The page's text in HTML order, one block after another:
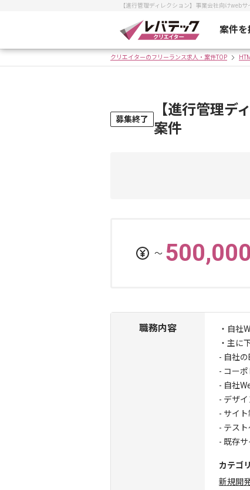
【進行管理ディレクション】事業会社向けweb
案件を
クリエイターのフリーランス求人・案件TOP
募集終了
【進行管理デ
案件
〜 500,000
職務内容
・自社
・主に
- 自社の
- コー
- 自社
- デザ
- サイ
- テス
- 既存
カテゴリ
新規開